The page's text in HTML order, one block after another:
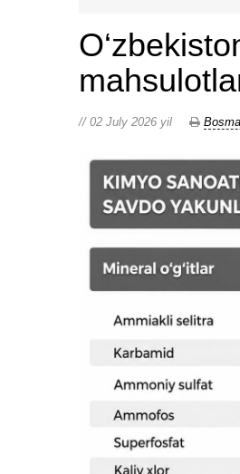
// 02 July 2026 yil